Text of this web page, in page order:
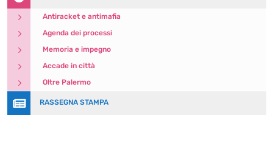
5 Antiracket e antimafia
5 Agenda dei processi
5 Memoria e impegno
5 Accade in città
5 Oltre Palermo
 RASSEGNA STAMPA